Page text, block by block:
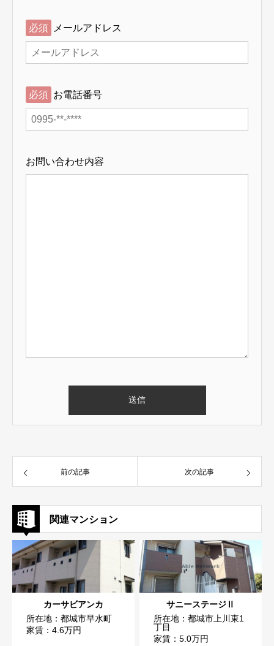
必須 メールアドレス
必須 お電話番号
お問い合わせ内容
前の記事 次の記事
関連マンション
カーサビアンカ
所在地：都城市早水町
家賃：4.6万円
サニーステージⅡ
所在地：都城市上川東1
丁目
家賃：5.0万円